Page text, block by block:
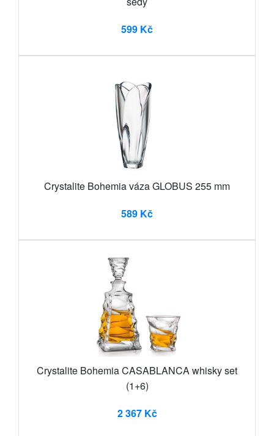
599 Kč
Crystalite Bohemia váza GLOBUS 255 mm
589 Kč
Crystalite Bohemia CASABLANCA whisky set
(1+6)
2 367 Kč